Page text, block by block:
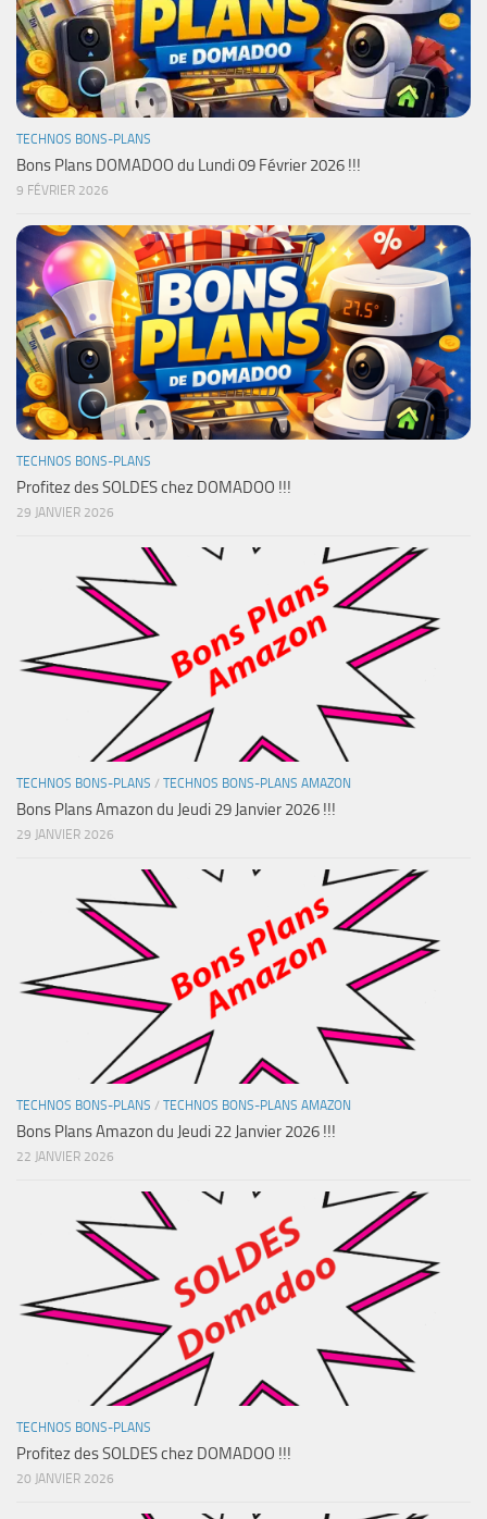
TECHNOS BONS-PLANS
Bons Plans DOMADOO du Lundi 09 Février 2026 !!!
9 FÉVRIER 2026
TECHNOS BONS-PLANS
Profitez des SOLDES chez DOMADOO !!!
29 JANVIER 2026
TECHNOS BONS-PLANS / TECHNOS BONS-PLANS AMAZON
Bons Plans Amazon du Jeudi 29 Janvier 2026 !!!
29 JANVIER 2026
TECHNOS BONS-PLANS / TECHNOS BONS-PLANS AMAZON
Bons Plans Amazon du Jeudi 22 Janvier 2026 !!!
22 JANVIER 2026
TECHNOS BONS-PLANS
Profitez des SOLDES chez DOMADOO !!!
20 JANVIER 2026